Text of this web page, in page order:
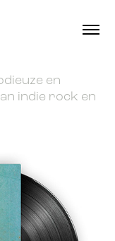
en
indie rock en